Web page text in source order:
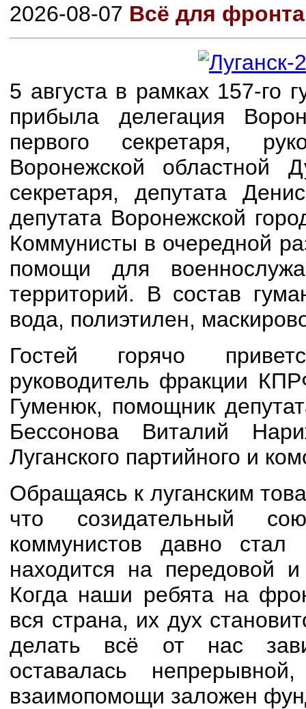
2026-08-07 Всё для
5 августа в рамках 157-го
прибыла делегация
первого секретаря,
Воронежской областной
секретаря, депутата
депутата Воронежской
Коммунисты в очередной
помощи для
территорий. В состав
вода, полиэтилен,
Гостей горячо
руководитель фракции
Гуменюк, помощник
Бессонова Виталий
Луганского партийного и
Обращаясь к луганским
что созидательный
коммунистов давно
находится на передовой
Когда наши ребята на
вся страна, их дух
делать всё от нас
оставалась
взаимопомощи заложен